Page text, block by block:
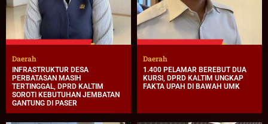
Daerah
INFRASTRUKTUR DESA
PERBATASAN MASIH
TERTINGGAL, DPRD KALTIM
SOROTI KEBUTUHAN JEMBATAN
GANTUNG DI PASER
Daerah
1.400 PELAMAR BEREBUT DUA
KURSI, DPRD KALTIM UNGKAP
FAKTA UPAH DI BAWAH UMK